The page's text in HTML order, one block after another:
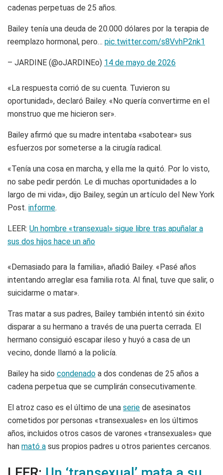
cadenas perpetuas de 25 años.
Bailey tenía una deuda de 20.000 dólares por la terapia de
reemplazo hormonal, pero… pic.twitter.com/s8VvhP2nk1
– JARDINE (@oJARDINEo) 14 de mayo de 2026
«La respuesta corrió de su cuenta. Tuvieron su
oportunidad», declaró Bailey. «No quería convertirme en el
monstruo que me hicieron ser».
Bailey afirmó que su madre intentaba «sabotear» sus
esfuerzos por someterse a la cirugía radical.
«Tenía una cosa en marcha, y ella me la quitó. Por lo visto,
no sabe pedir perdón. Le di muchas oportunidades a lo
largo de mi vida», dijo Bailey, según un artículo del New York
Post. informe.
LEER: Un hombre «transexual» sigue libre tras apuñalar a
sus dos hijos hace un año
«Demasiado para la familia», añadió Bailey. «Pasé años
intentando arreglar esa familia rota. Al final, tuve que salir, o
suicidarme o matar».
Tras matar a sus padres, Bailey también intentó sin éxito
disparar a su hermano a través de una puerta cerrada. El
hermano consiguió escapar ileso y huyó a casa de un
vecino, donde llamó a la policía.
Bailey ha sido condenado a dos condenas de 25 años a
cadena perpetua que se cumplirán consecutivamente.
El atroz caso es el último de una serie de asesinatos
cometidos por personas «transexuales» en los últimos
años, incluidos otros casos de varones «transexuales» que
han mató a sus propios padres u otros parientes cercanos.